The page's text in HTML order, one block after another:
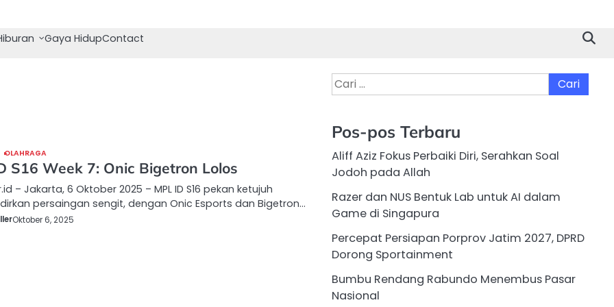
Gaya HidupContact
OLAHRAGA
S16 Week 7: Onic Bigetron Lolos
– Jakarta, 6 Oktober 2025 – MPL ID S16 pekan ketujuh
persaingan sengit, dengan Onic Esports dan Bigetron…
Oktober 6, 2025
Cari
untuk:
Pos-pos Terbaru
Aliff Aziz Fokus Perbaiki Diri, Serahkan Soal
Jodoh pada Allah
Razer dan NUS Bentuk Lab untuk AI dalam
Game di Singapura
Percepat Persiapan Porprov Jatim 2027, DPRD
Dorong Sportainment
Bumbu Rendang Rabundo Menembus Pasar
Nasional